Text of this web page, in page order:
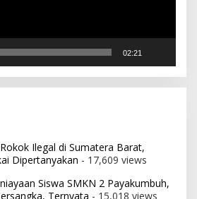
02:21
Ilegal di Sumatera Barat,
Dipertanyakan - 17,609 views
Siswa SMKN 2 Payakumbuh,
Ternyata - 15,018 views